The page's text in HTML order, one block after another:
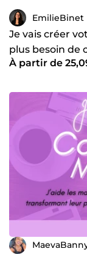
EmilieBinet
Je vais créer
plus besoin de
À partir de